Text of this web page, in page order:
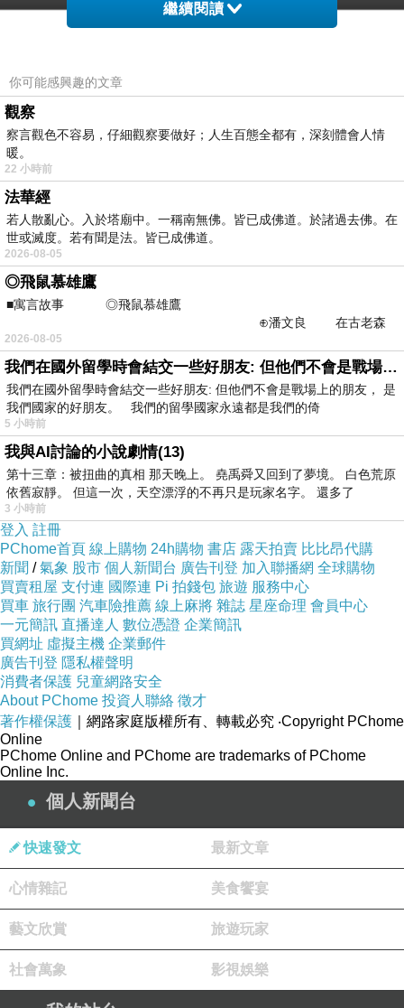
dmJsNWJpRlZ2NzdoK3hBPQ==&url=https://tw.buy.yahoo.co
m/gdsale/gdsale.asp?gdid=5183114
商品訊息功能:
榮獲【FG特優】商品最高榮譽
德國原裝進口，暢銷經典款
添加酪梨油精華成份
溫和舒緩乾燥的手部肌膚
光滑柔嫩，舒緩粗糙不適現象
德國洋甘菊萃取，清新蘋果香氣
商品訊息簡述:
品
牌
德國卡蜜兒Kamill
品
名
德國卡蜜兒Kamill 經典潤澤護手霜3件組
內
滋潤護手霜100mlx2+經典護手霜30ml
繼續閱讀
你可能感興趣的文章
觀察
察言觀色不容易，仔細觀察要做好；人生百態全都有，深刻體會人情
暖。
22 小時前
法華經
若人散亂心。入於塔廟中。一稱南無佛。皆已成佛道。於諸過去佛。在
世或滅度。若有聞是法。皆已成佛道。
2026-08-05
◎飛鼠慕雄鷹
■寓言故事 ◎飛鼠慕雄鷹
⊕潘文良 在古老森
林的底層，住著一隻小飛鼠
2026-08-05
我們在國外留學時會結交一些好朋友: 但他們不會是戰場上的朋友
我們在國外留學時會結交一些好朋友: 但他們不會是戰場上的朋友， 是
我們國家的好朋友。 我們的留學國家永遠都是我們的倚
5 小時前
我與AI討論的小說劇情(13)
第十三章：被扭曲的真相 那天晚上。 堯禹舜又回到了夢境。 白色荒原
依舊寂靜。 但這一次，天空漂浮的不再只是玩家名字。 還多了
3 小時前
登入 註冊
PChome首頁 線上購物 24h購物 書店 露天拍賣 比比昂代購
新聞 /氣象 股市 個人新聞台 廣告刊登 加入聯播網 全球購物
買賣租屋 支付連 國際連 Pi 拍錢包 旅遊 服務中心
買車 旅行團 汽車險推薦 線上麻將 雜誌 星座命理 會員中心
一元簡訊 直播達人 數位憑證 企業簡訊
買網址 虛擬主機 企業郵件
廣告刊登 隱私權聲明
消費者保護 兒童網路安全
About PChome 投資人聯絡 徵才
著作權保護 ｜網路家庭版權所有、轉載必究 ‧Copyright PChome
Online
PChome Online and PChome are trademarks of PChome
Online Inc.
個人新聞台
快速發文 最新文章
心情雜記 美食饗宴
藝文欣賞 旅遊玩家
社會萬象 影視娛樂